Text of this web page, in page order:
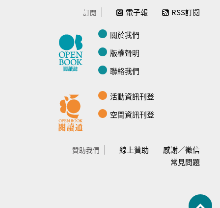
訂閱 電子報 RSS訂閱
關於我們
版權聲明
聯絡我們
活動資訊刊登
空間資訊刊登
贊助我們 線上贊助
感謝／徵信
常見問題